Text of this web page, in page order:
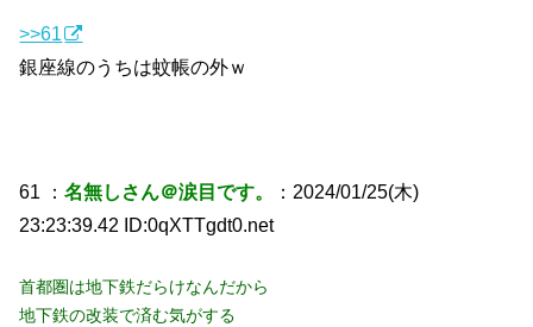
>>61
銀座線のうちは蚊帳の外ｗ
61 ：名無しさん＠涙目です。
：2024/01/25(木)
23:23:39.42 ID:0qXTTgdt0.net
首都圏は地下鉄だらけなんだから
地下鉄の改装で済む気がする